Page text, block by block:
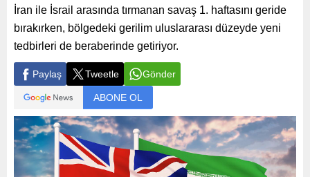
İran ile İsrail arasında tırmanan savaş 1. haftasını geride
bırakırken, bölgedeki gerilim uluslararası düzeyde yeni
tedbirleri de beraberinde getiriyor.
Paylaş Tweetle Gönder
ABONE OL